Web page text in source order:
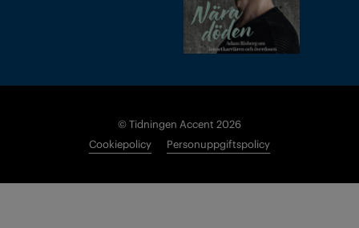
© Tidningen Accent 2026
Cookiepolicy
Personuppgiftspolicy